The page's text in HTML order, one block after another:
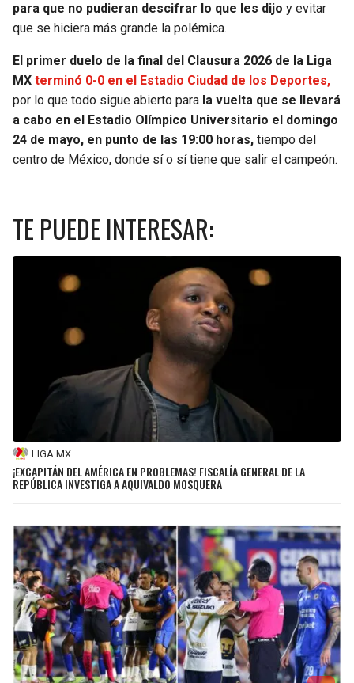
para que no pudieran descifrar lo que les dijo y evitar
que se hiciera más grande la polémica.
El primer duelo de la final del Clausura 2026 de la Liga
MX terminó 0-0 en el Estadio Ciudad de los Deportes,
por lo que todo sigue abierto para la vuelta que se llevará
a cabo en el Estadio Olímpico Universitario el domingo
24 de mayo, en punto de las 19:00 horas, tiempo del
centro de México, donde sí o sí tiene que salir el campeón.
TE PUEDE INTERESAR:
LIGA MX
¡EXCAPITÁN DEL AMÉRICA EN PROBLEMAS! FISCALÍA GENERAL DE LA
REPÚBLICA INVESTIGA A AQUIVALDO MOSQUERA